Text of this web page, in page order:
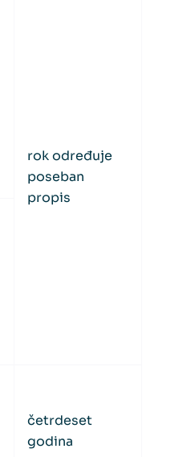
rok određuje
poseban
propis
četrdeset
godina